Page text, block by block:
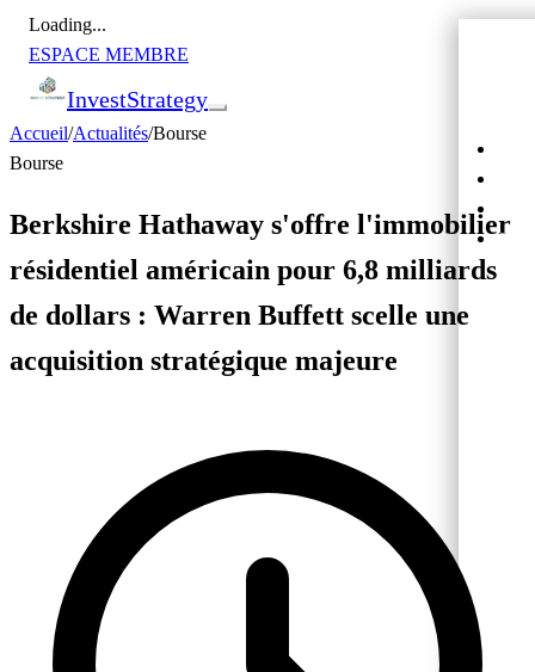
Loading...
ESPACE MEMBRE
InvestStrategy
Accueil/Actualités/Bourse
Bourse
Berkshire Hathaway s'offre l'immobilier
résidentiel américain pour 6,8 milliards
de dollars : Warren Buffett scelle une
acquisition stratégique majeure